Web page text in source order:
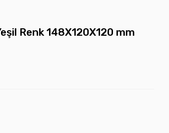
Renk 148X120X120 mm